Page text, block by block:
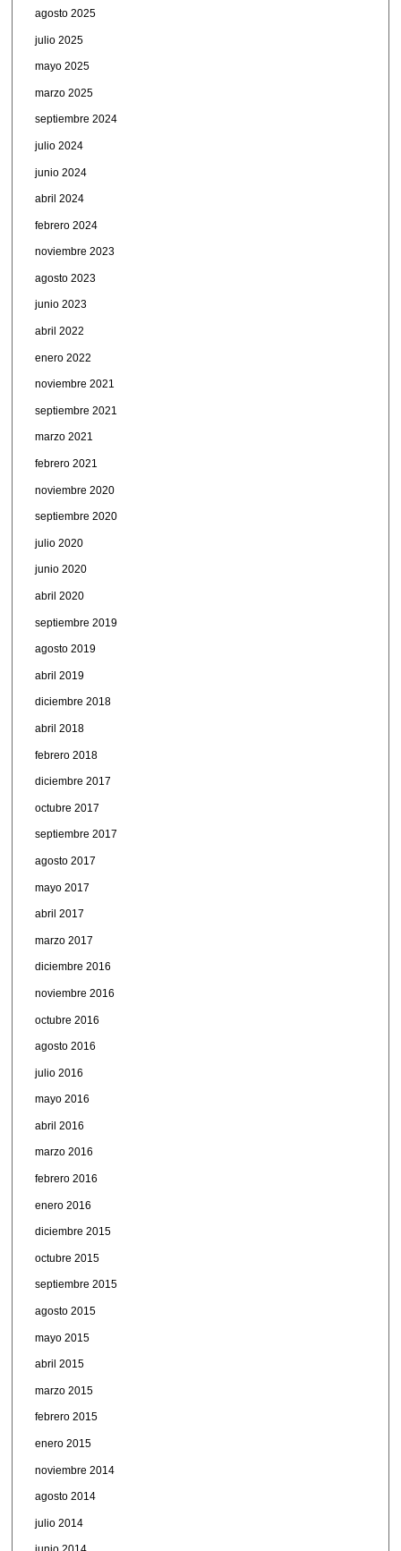
agosto 2025
julio 2025
mayo 2025
marzo 2025
septiembre 2024
julio 2024
junio 2024
abril 2024
febrero 2024
noviembre 2023
agosto 2023
junio 2023
abril 2022
enero 2022
noviembre 2021
septiembre 2021
marzo 2021
febrero 2021
noviembre 2020
septiembre 2020
julio 2020
junio 2020
abril 2020
septiembre 2019
agosto 2019
abril 2019
diciembre 2018
abril 2018
febrero 2018
diciembre 2017
octubre 2017
septiembre 2017
agosto 2017
mayo 2017
abril 2017
marzo 2017
diciembre 2016
noviembre 2016
octubre 2016
agosto 2016
julio 2016
mayo 2016
abril 2016
marzo 2016
febrero 2016
enero 2016
diciembre 2015
octubre 2015
septiembre 2015
agosto 2015
mayo 2015
abril 2015
marzo 2015
febrero 2015
enero 2015
noviembre 2014
agosto 2014
julio 2014